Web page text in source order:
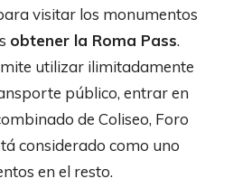
visitar los monumentos
obtener la Roma Pass.
utilizar ilimitadamente
público, entrar en
de Coliseo, Foro
considerado como uno
en el resto.